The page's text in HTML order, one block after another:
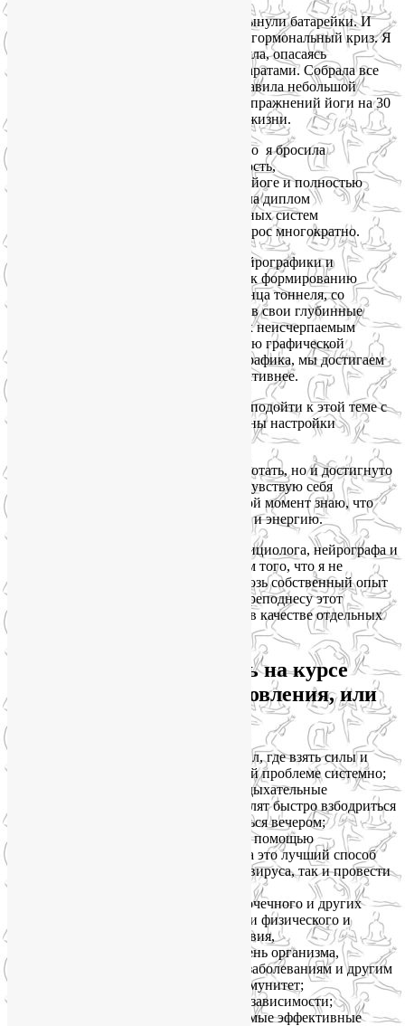
А однажды из меня как будто совсем вынули батарейки. И
надолго. Это было похоже на сильный гормональный криз. Я
очень испугалась, но к врачам я не пошла, опасаясь
фармакотерапии гормональными препаратами. Собрала все
свои знания из йоги по этой теме, составила небольшой
комплекс физических и дыхательных упражнений йоги на 30
минут и за пару недель вернула себя к жизни.
Это меня так вдохновило и увлекло, что я бросила
престижную работу и высокую должность,
сертифицировалась как инструктор по йоге и полностью
изменила свою жизнь. А когда получила диплом
йогатерапевта в Институте традиционных систем
оздоровления, мой инструментарий вырос многократно.
Позже, обучившись на инструктора нейрографики и
эстетического коуча, я смогла заходить к формированию
здорового образа жизни и с другого конца тоннеля, со
стороны психики. Перепрограммировав свои глубинные
установки и убеждения, обратившись к неисчерпаемым
резервам своего подсознания с помощью графической
медитации, каковой и является нейрографика, мы достигаем
желанных результатов быстрее и эффективнее.
И, наконец, нутрициология позволила подойти к этой теме с
третьей и не менее эффективной стороны настройки
Еще много над чем в себе нужно поработать, но и достигнуто
немало: сейчас, перевалив за 50 лет, я чувствую себя
несравненно лучше, чем в 30. И в любой момент знаю, что
делать при упадке сил и где взять силы и энергию.
Мой принцип как йогатерапевта, нутрициолога, нейрографа и
коуча – никогда не предлагать клиентам того, что я не
опробовала на себе, не пропустила сквозь собственный опыт
тела и души. На этом онлайн-курсе я преподнесу этот
материал системно и комплексно, а не в качестве отдельных
Итак, чему вы научитесь на курсе
«Искусство самовосстановления, или
узнаете, что делать при упадке сил, где взять силы и
энергию и как противостоять этой проблеме системно;
выучите простые физические и дыхательные
упражнения йоги, которые позволят быстро взбодриться
в течение дня и скорее расслабиться вечером;
укрепите дыхательную систему с помощью
дыхательных упражнений йоги, а это лучший способ
как восстановиться после коронавируса, так и провести
овладеете простыми приемами точечного и других
видов самомассажа для коррекции физического и
психоэмоционального самочувствия,
поднимите энергетический уровень организма,
повысите его сопротивляемость заболеваниям и другим
внешним факторам, укрепите иммунитет;
узнаете, как противостоять метеозависимости;
опробуете и выберете для себя самые эффективные